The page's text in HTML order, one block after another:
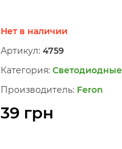
Нет в наличии
Артикул: 4759
Категория:
Производитель: Feron
39 грн